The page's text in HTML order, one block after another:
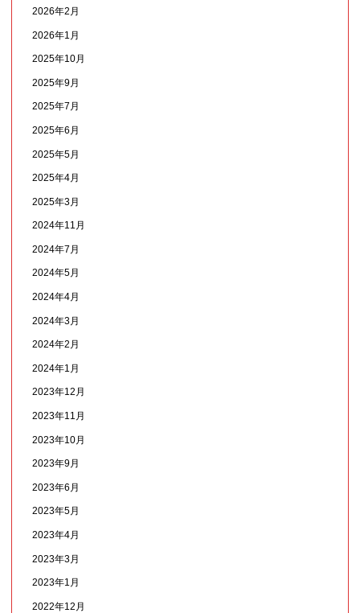
2026年2月
2026年1月
2025年10月
2025年9月
2025年7月
2025年6月
2025年5月
2025年4月
2025年3月
2024年11月
2024年7月
2024年5月
2024年4月
2024年3月
2024年2月
2024年1月
2023年12月
2023年11月
2023年10月
2023年9月
2023年6月
2023年5月
2023年4月
2023年3月
2023年1月
2022年12月